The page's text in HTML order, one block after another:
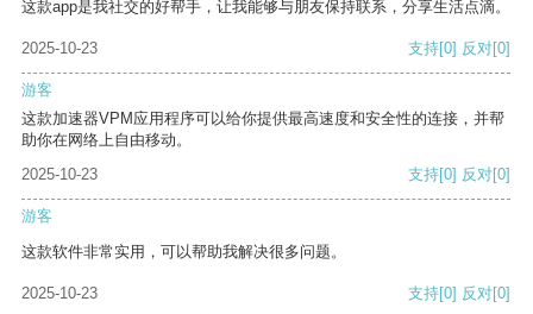
这款app是我社交的好帮手，让我能够与朋友保持联系，分享生活点滴。
2025-10-23 支持[0] 反对[0]
游客
这款加速器VPM应用程序可以给你提供最高速度和安全性的连接，并帮
助你在网络上自由移动。
2025-10-23
支持[0] 反对[0]
游客
这款软件非常实用，可以帮助我解决很多问题。
2025-10-23 支持[0] 反对[0]